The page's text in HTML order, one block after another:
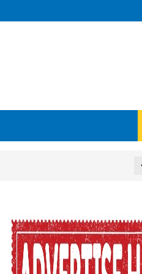
KIKUU CHA NISHATI YA
KWA VIJANA BBT